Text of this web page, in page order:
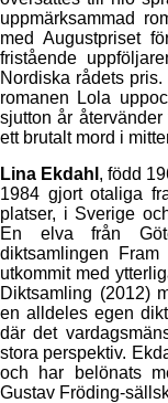
uppmärksammad
med Augustpriset
fristående
Nordiska rådets
romanen Lola
sjutton år
ett brutalt mord i
Lina Ekdahl , född
1984 gjort otaliga
platser, i Sverige
En elva från
diktsamlingen
utkommit med
Diktsamling (2012)
en alldeles egen
där det
stora perspektiv.
och har belönats
Gustav Fröding-